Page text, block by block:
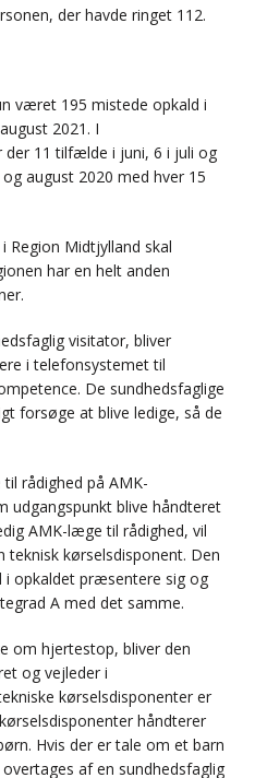
der havde ringet 112.
været 195 mistede opkald i
2021. I
der 11 tilfælde i juni, 6 i juli og
august 2020 med hver 15
Region Midtjylland skal
har en helt anden
visitator, bliver
i telefonsystemet til
De sundhedsfaglige
forsøge at blive ledige, så de
rådighed på AMK-
udgangspunkt blive håndteret
AMK-læge til rådighed, vil
kørselsdisponent. Den
i opkaldet præsentere sig og
A med det samme.
om hjertestop, bliver den
og vejleder i
kørselsdisponenter er
håndterer
Hvis der er tale om et barn
af en sundhedsfaglig